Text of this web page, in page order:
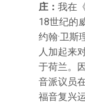
庄： 我在
18世纪的
约翰·卫斯
人加起来
于荷兰。
音派议员
福音复兴